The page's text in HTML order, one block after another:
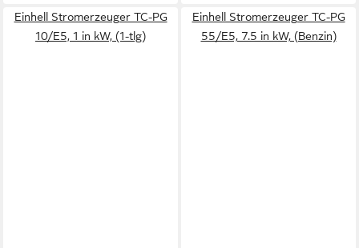
Einhell Stromerzeuger TC-PG
10/E5, 1 in kW, (1-tlg)
Einhell Stromerzeuger TC-PG
55/E5, 7.5 in kW, (Benzin)